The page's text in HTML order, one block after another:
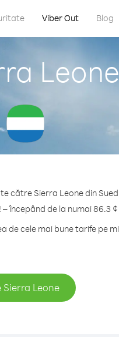
Viber Out Blog
către Sierra Leone din
începând de la numai 86.3
de cele mai bune tarife pe
Leone